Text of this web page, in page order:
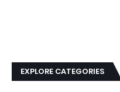
EXPLORE CATEGORIES